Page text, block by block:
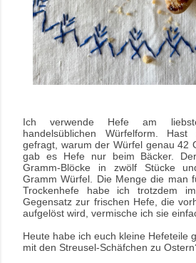
Ich verwende Hefe am
handelsüblichen Würfelform.
gefragt, warum der Würfel genau 42
gab es Hefe nur beim Bäcker.
Gramm-Blöcke in zwölf Stücke
Gramm Würfel. Die Menge die man
Trockenhefe habe ich trotzdem
Gegensatz zur frischen Hefe, die
aufgelöst wird, vermische ich sie
Heute habe ich euch kleine Hefeteile
mit den Streusel-Schäfchen zu